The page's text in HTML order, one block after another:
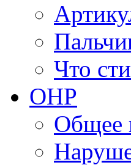
Что
ОНР
Общее